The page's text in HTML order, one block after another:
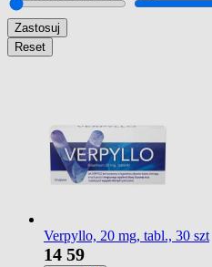
Zastosuj
Reset
Verpyllo, 20 mg, tabl., 30 szt
14 59